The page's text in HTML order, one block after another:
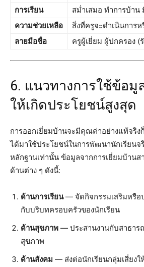
การเรียน
สม่ำเสมอ ทำการบ้า
ความช่วยเหลือ
สิ่งที่ครูจะดำเนินการห
ลายมือชื่อ
ครูผู้เยี่ยม ผู้ปกครอง (
6. แนวทางการใช้ข้อมู
ให้เกิดประโยชน์สูงสุด
การออกเยี่ยมบ้านจะมีคุณค่าอย่างแท้จริ
ได้มาใช้ประโยชน์ในการพัฒนานักเรียนจริ
หลักฐานเท่านั้น ข้อมูลจากการเยี่ยมบ้านส
ด้านต่าง ๆ ดังนี้:
ด้านการเรียน— จัดกิจกรรมเสริมหรือ
กับบริบทครอบครัวของนักเรียน
ด้านสุขภาพ — ประสานงานกับสาธา
สุขภาพ
ด้านสังคม — ส่งต่อนักเรียนกลุ่มเสี่ยงใ